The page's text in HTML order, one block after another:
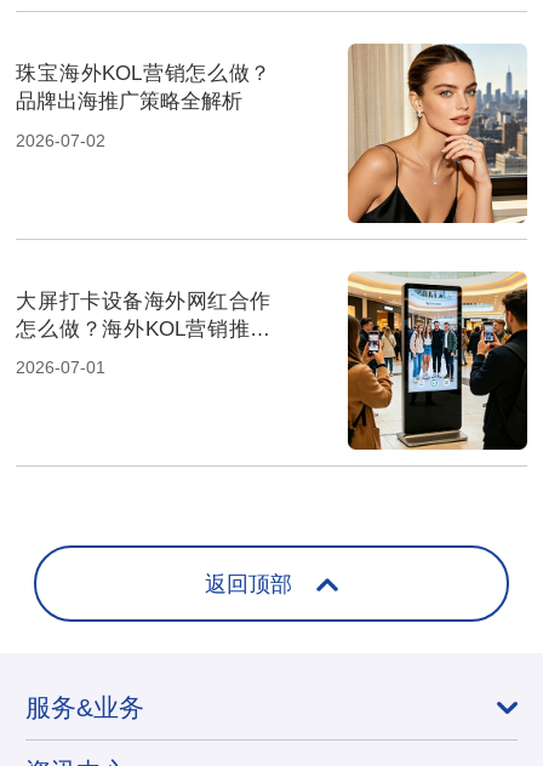
珠宝海外KOL营销怎么做？
品牌出海推广策略全解析
2026-07-02
大屏打卡设备海外网红合作
怎么做？海外KOL营销推广
方案解析
2026-07-01
返回顶部
服务&业务